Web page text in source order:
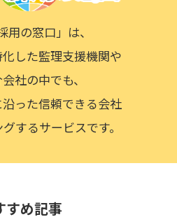
用の窓口」は、
した監理支援機関や
社の中でも、
った信頼できる会社
するサービスです。
すめ記事